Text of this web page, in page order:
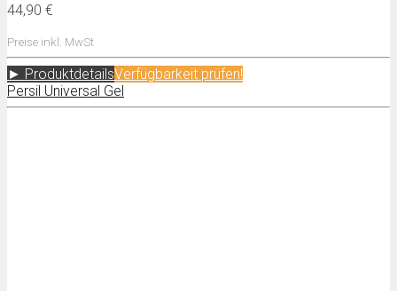
44,90 €
Preise inkl. MwSt
► ProduktdetailsVerfügbarkeit prüfen!
Persil Universal Gel